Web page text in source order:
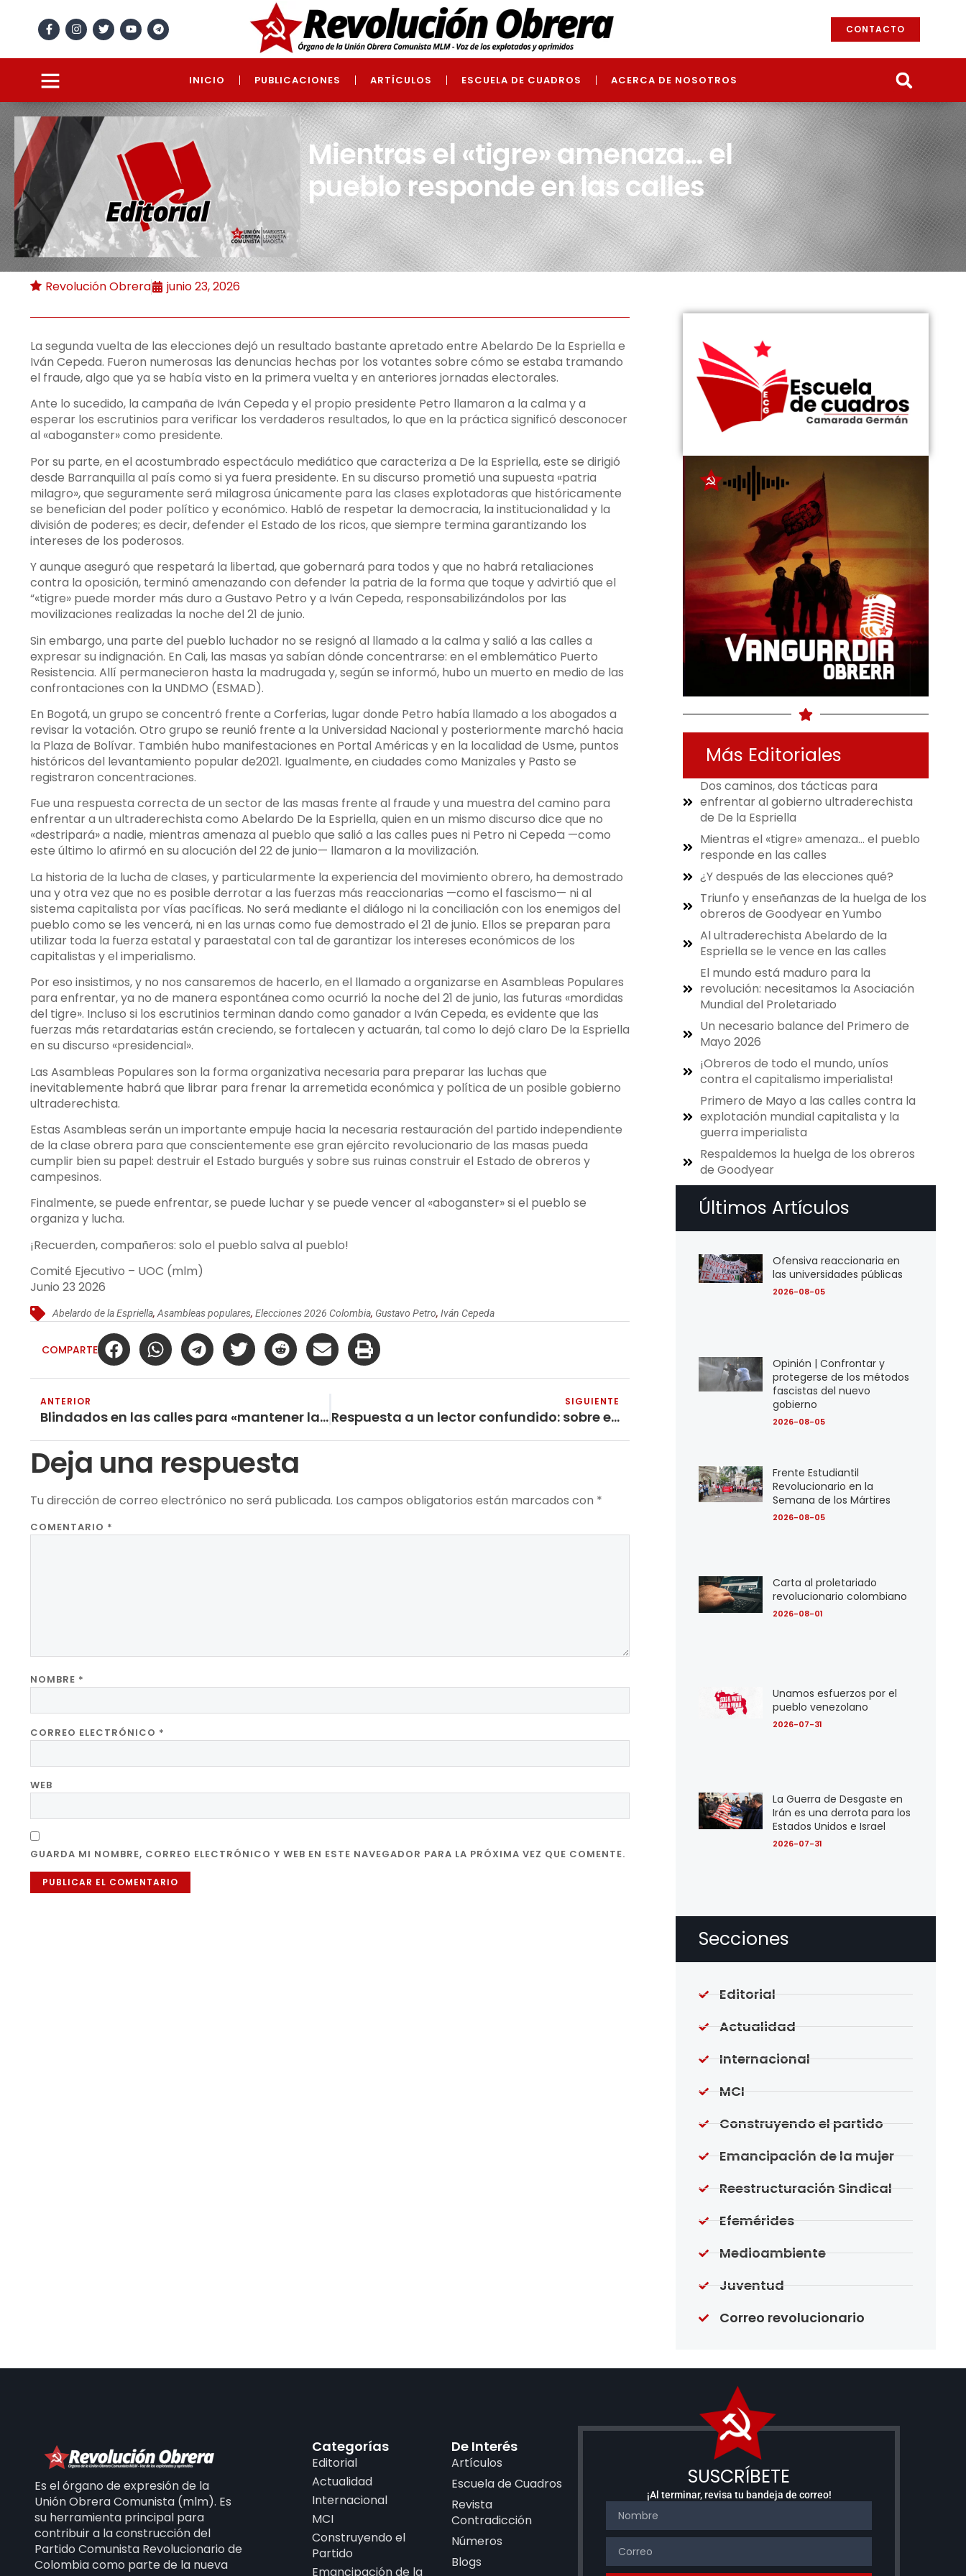
CONTACTO
INICIO PUBLICACIONES ARTÍCULOS ESCUELA DE CUADROS ACERCA DE NOSOTROS
Mientras el «tigre» amenaza… el
pueblo responde en las calles
Revolución Obrera junio 23, 2026
La segunda vuelta de las elecciones dejó un resultado bastante apretado entre Abelardo De la Espriella e
Iván Cepeda. Fueron numerosas las denuncias hechas por los votantes sobre cómo se estaba tramando
el fraude, algo que ya se había visto en la primera vuelta y en anteriores jornadas electorales.
Ante lo sucedido, la campaña de Iván Cepeda y el propio presidente Petro llamaron a la calma y a
esperar los escrutinios para verificar los verdaderos resultados, lo que en la práctica significó desconocer
al «aboganster» como presidente.
Por su parte, en el acostumbrado espectáculo mediático que caracteriza a De la Espriella, este se dirigió
desde Barranquilla al país como si ya fuera presidente. En su discurso prometió una supuesta «patria
milagro», que seguramente será milagrosa únicamente para las clases explotadoras que históricamente
se benefician del poder político y económico. Habló de respetar la democracia, la institucionalidad y la
división de poderes; es decir, defender el Estado de los ricos, que siempre termina garantizando los
intereses de los poderosos.
Y aunque aseguró que respetará la libertad, que gobernará para todos y que no habrá retaliaciones
contra la oposición, terminó amenazando con defender la patria de la forma que toque y advirtió que el
“«tigre» puede morder más duro a Gustavo Petro y a Iván Cepeda, responsabilizándolos por las
movilizaciones realizadas la noche del 21 de junio.
Sin embargo, una parte del pueblo luchador no se resignó al llamado a la calma y salió a las calles a
expresar su indignación. En Cali, las masas ya sabían dónde concentrarse: en el emblemático Puerto
Resistencia. Allí permanecieron hasta la madrugada y, según se informó, hubo un muerto en medio de las
confrontaciones con la UNDMO (ESMAD).
En Bogotá, un grupo se concentró frente a Corferias, lugar donde Petro había llamado a los abogados a
revisar la votación. Otro grupo se reunió frente a la Universidad Nacional y posteriormente marchó hacia
la Plaza de Bolívar. También hubo manifestaciones en Portal Américas y en la localidad de Usme, puntos
históricos del levantamiento popular de2021. Igualmente, en ciudades como Manizales y Pasto se
registraron concentraciones.
Fue una respuesta correcta de un sector de las masas frente al fraude y una muestra del camino para
enfrentar a un ultraderechista como Abelardo De la Espriella, quien en un mismo discurso dice que no
«destripará» a nadie, mientras amenaza al pueblo que salió a las calles pues ni Petro ni Cepeda —como
este último lo afirmó en su alocución del 22 de junio— llamaron a la movilización.
La historia de la lucha de clases, y particularmente la experiencia del movimiento obrero, ha demostrado
una y otra vez que no es posible derrotar a las fuerzas más reaccionarias —como el fascismo— ni al
sistema capitalista por vías pacíficas. No será mediante el diálogo ni la conciliación con los enemigos del
pueblo como se les vencerá, ni en las urnas como fue demostrado el 21 de junio. Ellos se preparan para
utilizar toda la fuerza estatal y paraestatal con tal de garantizar los intereses económicos de los
capitalistas y el imperialismo.
Por eso insistimos, y no nos cansaremos de hacerlo, en el llamado a organizarse en Asambleas Populares
para enfrentar, ya no de manera espontánea como ocurrió la noche del 21 de junio, las futuras «mordidas
del tigre». Incluso si los escrutinios terminan dando como ganador a Iván Cepeda, es evidente que las
fuerzas más retardatarias están creciendo, se fortalecen y actuarán, tal como lo dejó claro De la Espriella
en su discurso «presidencial».
Las Asambleas Populares son la forma organizativa necesaria para preparar las luchas que
inevitablemente habrá que librar para frenar la arremetida económica y política de un posible gobierno
ultraderechista.
Estas Asambleas serán un importante empuje hacia la necesaria restauración del partido independiente
de la clase obrera para que conscientemente ese gran ejército revolucionario de las masas pueda
cumplir bien su papel: destruir el Estado burgués y sobre sus ruinas construir el Estado de obreros y
campesinos.
Finalmente, se puede enfrentar, se puede luchar y se puede vencer al «aboganster» si el pueblo se
organiza y lucha.
¡Recuerden, compañeros: solo el pueblo salva al pueblo!
Comité Ejecutivo – UOC (mlm)
Junio 23 2026
Abelardo de la Espriella,Asambleas populares,Elecciones 2026 Colombia, Gustavo Petro,Iván Cepeda
COMPARTE
ANTERIOR
Blindados en las calles para «mantener la democracia»
SIGUIENTE
Respuesta a un lector confundido: sobre el voto crítico
Deja una respuesta
Tu dirección de correo electrónico no será publicada. Los campos obligatorios están marcados con *
COMENTARIO *
NOMBRE *
CORREO ELECTRÓNICO *
WEB
GUARDA MI NOMBRE, CORREO ELECTRÓNICO Y WEB EN ESTE NAVEGADOR PARA LA PRÓXIMA VEZ QUE COMENTE.
Más Editoriales
Dos caminos, dos tácticas para
enfrentar al gobierno ultraderechista
de De la Espriella
Mientras el «tigre» amenaza… el pueblo
responde en las calles
¿Y después de las elecciones qué?
Triunfo y enseñanzas de la huelga de los
obreros de Goodyear en Yumbo
Al ultraderechista Abelardo de la
Espriella se le vence en las calles
El mundo está maduro para la
revolución: necesitamos la Asociación
Mundial del Proletariado
Un necesario balance del Primero de
Mayo 2026
¡Obreros de todo el mundo, uníos
contra el capitalismo imperialista!
Primero de Mayo a las calles contra la
explotación mundial capitalista y la
guerra imperialista
Respaldemos la huelga de los obreros
de Goodyear
Últimos Artículos
Ofensiva reaccionaria en
las universidades públicas
2026-08-05
Opinión | Confrontar y
protegerse de los métodos
fascistas del nuevo
gobierno
2026-08-05
Frente Estudiantil
Revolucionario en la
Semana de los Mártires
2026-08-05
Carta al proletariado
revolucionario colombiano
2026-08-01
Unamos esfuerzos por el
pueblo venezolano
2026-07-31
La Guerra de Desgaste en
Irán es una derrota para los
Estados Unidos e Israel
2026-07-31
Secciones
Editorial
Actualidad
Internacional
MCI
Construyendo el partido
Emancipación de la mujer
Reestructuración Sindical
Efemérides
Medioambiente
Juventud
Correo revolucionario
Es el órgano de expresión de la
Unión Obrera Comunista (mlm). Es
su herramienta principal para
contribuir a la construcción del
Partido Comunista Revolucionario de
Colombia como parte de la nueva
Categorías
Editorial
Actualidad
Internacional
MCI
Construyendo el
Partido
Emancipación de la
De Interés
Artículos
Escuela de Cuadros
Revista
Contradicción
Números
Blogs
SUSCRÍBETE
¡Al terminar, revisa tu bandeja de correo!